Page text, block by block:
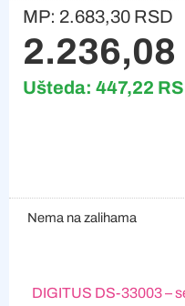
MP: 2.683,30 RSD
2.236,08
Ušteda: 447,22
Nema na zalihama
DIGITUS DS-33003 –